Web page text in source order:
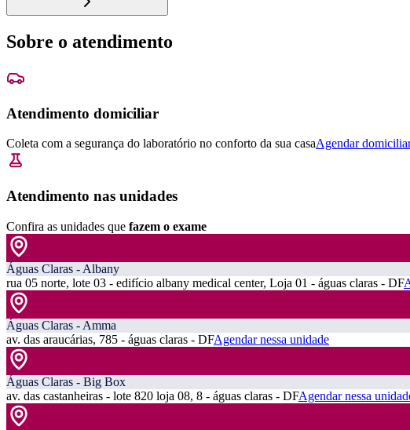
Sobre o atendimento
Atendimento domiciliar
Coleta com a segurança do laboratório no conforto da sua casaAgendar
Atendimento nas unidades
Confira as unidades que fazem o exame
Águas Claras - Albany
rua 05 norte, lote 03 - edifício albany medical center, Loja 01 - águas claras - DF
Águas Claras - Amma
av. das araucárias, 785 - águas claras - DFAgendar nessa unidade
Águas Claras - Big Box
av. das castanheiras - lote 820 loja 08, 8 - águas claras - DFAgendar nessa